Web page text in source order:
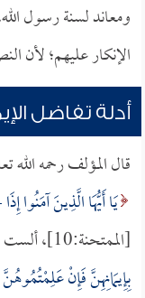
ومعاند لسنة رسول
الإنكار عليهم؛ لأن
أدلة تفاضل
قال المؤلف رحمه الله
يَا أَيُّهَا الَّذِينَ
[الممتحنة:10]، ألست ترى أن هاهنا منزلاً دون منزل؟
بِإِيمَانِهِنَّ فَإِنْ